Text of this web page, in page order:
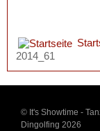
2014_61
© It's Showtime -
Dingolfing 2026